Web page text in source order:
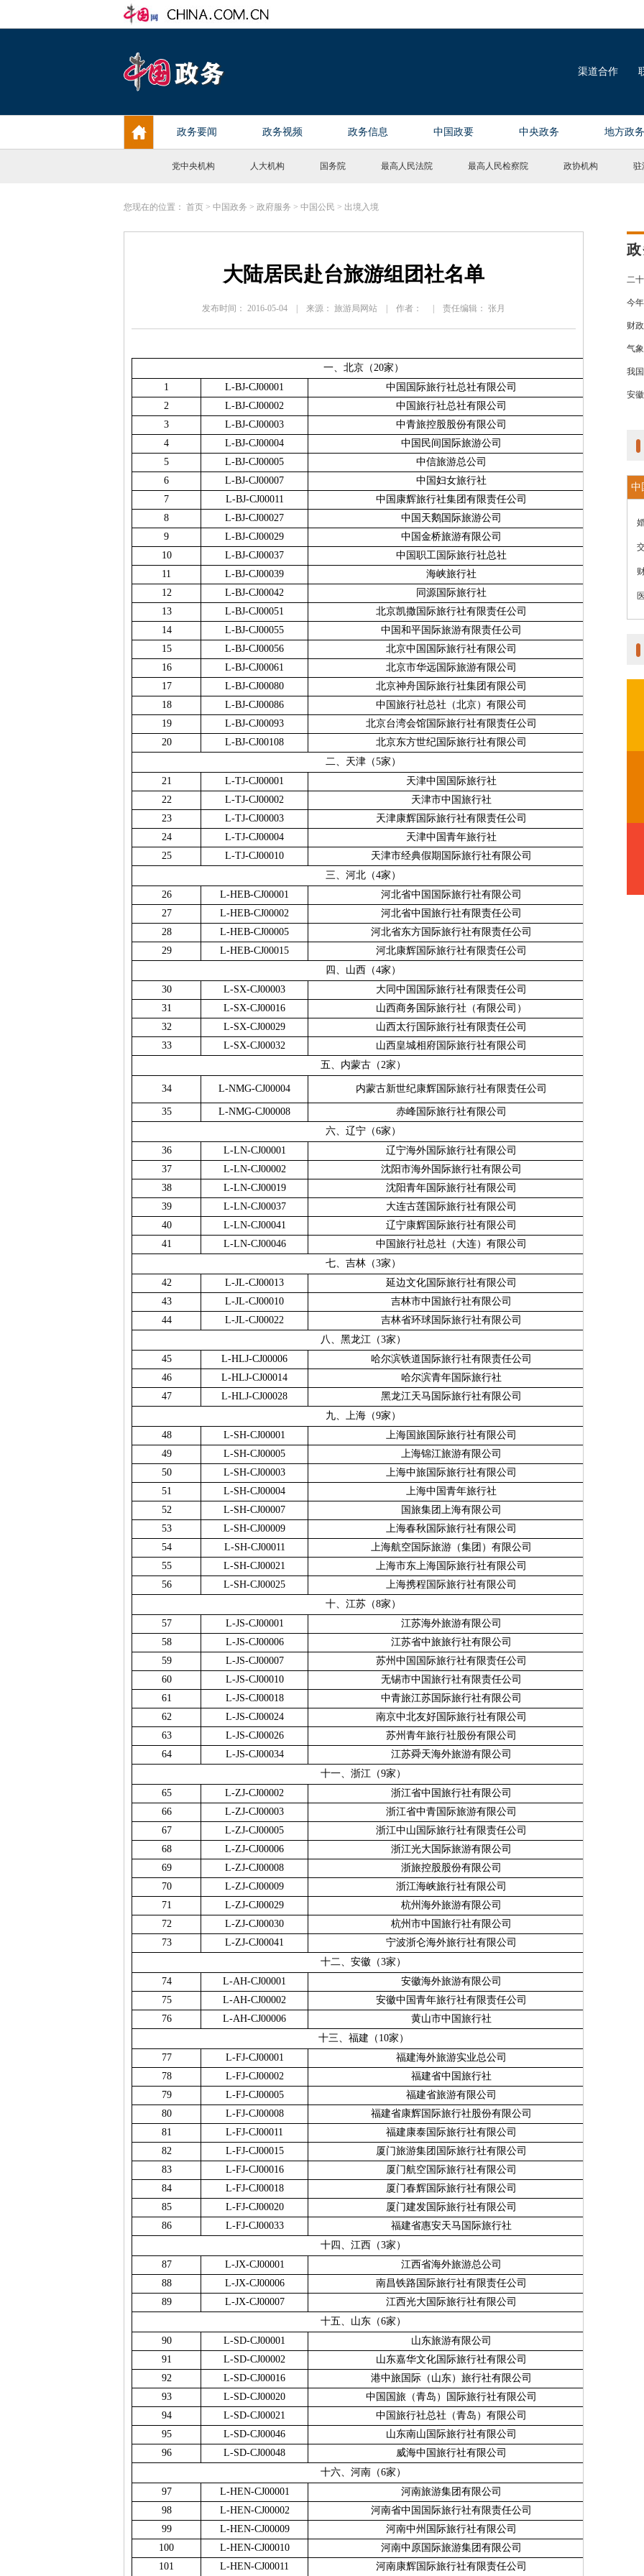
党中央机构 人大机构 国务院 最高人民法院 最高人民检察院 政协机构 驻
您现在的位置： 首页 > 中国政务 > 政府服务 > 中国公民 > 出境入境
大陆居民赴台旅游组团社名单
发布时间： 2016-05-04 | 来源： 旅游局网站 | 作者： | 责任编辑： 张月
一、北京（20家）
1
L-BJ-CJ00001
中国国际旅行社总社有限公司
2
L-BJ-CJ00002
中国旅行社总社有限公司
3
L-BJ-CJ00003
中青旅控股股份有限公司
4
L-BJ-CJ00004
中国民间国际旅游公司
5
L-BJ-CJ00005
中信旅游总公司
6
L-BJ-CJ00007
中国妇女旅行社
7
L-BJ-CJ00011
中国康辉旅行社集团有限责任公司
8
L-BJ-CJ00027
中国天鹅国际旅游公司
9
L-BJ-CJ00029
中国金桥旅游有限公司
10
L-BJ-CJ00037
中国职工国际旅行社总社
11
L-BJ-CJ00039
海峡旅行社
12
L-BJ-CJ00042
同源国际旅行社
13
L-BJ-CJ00051
北京凯撒国际旅行社有限责任公司
14
L-BJ-CJ00055
中国和平国际旅游有限责任公司
15
L-BJ-CJ00056
北京中国国际旅行社有限公司
16
L-BJ-CJ00061
北京市华远国际旅游有限公司
17
L-BJ-CJ00080
北京神舟国际旅行社集团有限公司
18
L-BJ-CJ00086
中国旅行社总社（北京）有限公司
19
L-BJ-CJ00093
北京台湾会馆国际旅行社有限责任公司
20
L-BJ-CJ00108
北京东方世纪国际旅行社有限公司
二、天津（5家）
21
L-TJ-CJ00001
天津中国国际旅行社
22
L-TJ-CJ00002
天津市中国旅行社
23
L-TJ-CJ00003
天津康辉国际旅行社有限责任公司
24
L-TJ-CJ00004
天津中国青年旅行社
25
L-TJ-CJ00010
天津市经典假期国际旅行社有限公司
三、河北（4家）
26
L-HEB-CJ00001
河北省中国国际旅行社有限公司
27
L-HEB-CJ00002
河北省中国旅行社有限责任公司
28
L-HEB-CJ00005
河北省东方国际旅行社有限责任公司
29
L-HEB-CJ00015
河北康辉国际旅行社有限责任公司
四、山西（4家）
30
L-SX-CJ00003
大同中国国际旅行社有限责任公司
31
L-SX-CJ00016
山西商务国际旅行社（有限公司）
32
L-SX-CJ00029
山西太行国际旅行社有限责任公司
33
L-SX-CJ00032
山西皇城相府国际旅行社有限公司
五、内蒙古（2家）
34 L-NMG-CJ00004 内蒙古新世纪康辉国际旅行社有限责任公司
35 L-NMG-CJ00008
赤峰国际旅行社有限公司
六、辽宁（6家）
36
L-LN-CJ00001
辽宁海外国际旅行社有限公司
37
L-LN-CJ00002
沈阳市海外国际旅行社有限公司
38
L-LN-CJ00019
沈阳青年国际旅行社有限公司
39
L-LN-CJ00037
大连古莲国际旅行社有限公司
40
L-LN-CJ00041
辽宁康辉国际旅行社有限公司
41
L-LN-CJ00046
中国旅行社总社（大连）有限公司
七、吉林（3家）
42
L-JL-CJ00013
延边文化国际旅行社有限公司
43
L-JL-CJ00010
吉林市中国旅行社有限公司
44
L-JL-CJ00022
吉林省环球国际旅行社有限公司
八、黑龙江（3家）
45
L-HLJ-CJ00006
哈尔滨铁道国际旅行社有限责任公司
46
L-HLJ-CJ00014
哈尔滨青年国际旅行社
47
L-HLJ-CJ00028
黑龙江天马国际旅行社有限公司
九、上海（9家）
48
L-SH-CJ00001
上海国旅国际旅行社有限公司
49
L-SH-CJ00005
上海锦江旅游有限公司
50
L-SH-CJ00003
上海中旅国际旅行社有限公司
51
L-SH-CJ00004
上海中国青年旅行社
52
L-SH-CJ00007
国旅集团上海有限公司
53
L-SH-CJ00009
上海春秋国际旅行社有限公司
54
L-SH-CJ00011
上海航空国际旅游（集团）有限公司
55
L-SH-CJ00021
上海市东上海国际旅行社有限公司
56
L-SH-CJ00025
上海携程国际旅行社有限公司
十、江苏（8家）
57
L-JS-CJ00001
江苏海外旅游有限公司
58
L-JS-CJ00006
江苏省中旅旅行社有限公司
59
L-JS-CJ00007
苏州中国国际旅行社有限责任公司
60
L-JS-CJ00010
无锡市中国旅行社有限责任公司
61
L-JS-CJ00018
中青旅江苏国际旅行社有限公司
62
L-JS-CJ00024
南京中北友好国际旅行社有限公司
63
L-JS-CJ00026
苏州青年旅行社股份有限公司
64
L-JS-CJ00034
江苏舜天海外旅游有限公司
十一、浙江（9家）
65
L-ZJ-CJ00002
浙江省中国旅行社有限公司
66
L-ZJ-CJ00003
浙江省中青国际旅游有限公司
67
L-ZJ-CJ00005
浙江中山国际旅行社有限责任公司
68
L-ZJ-CJ00006
浙江光大国际旅游有限公司
69
L-ZJ-CJ00008
浙旅控股股份有限公司
70
L-ZJ-CJ00009
浙江海峡旅行社有限公司
71
L-ZJ-CJ00029
杭州海外旅游有限公司
72
L-ZJ-CJ00030
杭州市中国旅行社有限公司
73
L-ZJ-CJ00041
宁波浙仑海外旅行社有限公司
十二、安徽（3家）
74
L-AH-CJ00001
安徽海外旅游有限公司
75
L-AH-CJ00002
安徽中国青年旅行社有限责任公司
76
L-AH-CJ00006
黄山市中国旅行社
十三、福建（ 10家）
77
L-FJ-CJ00001
福建海外旅游实业总公司
78
L-FJ-CJ00002
福建省中国旅行社
79
L-FJ-CJ00005
福建省旅游有限公司
80
L-FJ-CJ00008
福建省康辉国际旅行社股份有限公司
81
L-FJ-CJ00011
福建康泰国际旅行社有限公司
82
L-FJ-CJ00015
厦门旅游集团国际旅行社有限公司
83
L-FJ-CJ00016
厦门航空国际旅行社有限公司
84
L-FJ-CJ00018
厦门春辉国际旅行社有限公司
85
L-FJ-CJ00020
厦门建发国际旅行社有限公司
86
L-FJ-CJ00033
福建省惠安天马国际旅行社
十四、江西（3家）
87
L-JX-CJ00001
江西省海外旅游总公司
88
L-JX-CJ00006
南昌铁路国际旅行社有限责任公司
89
L-JX-CJ00007
江西光大国际旅行社有限公司
十五、山东（6家）
90
L-SD-CJ00001
山东旅游有限公司
91
L-SD-CJ00002
山东嘉华文化国际旅行社有限公司
92
L-SD-CJ00016
港中旅国际（山东）旅行社有限公司
93
L-SD-CJ00020
中国国旅（青岛）国际旅行社有限公司
94
L-SD-CJ00021
中国旅行社总社（青岛）有限公司
95
L-SD-CJ00046
山东南山国际旅行社有限公司
96
L-SD-CJ00048
威海中国旅行社有限公司
十六、河南（6家）
97
L-HEN-CJ00001
河南旅游集团有限公司
98
L-HEN-CJ00002
河南省中国国际旅行社有限责任公司
99
L-HEN-CJ00009
河南中州国际旅行社有限公司
100
L-HEN-CJ00010
河南中原国际旅游集团有限公司
101
L-HEN-CJ00011 河南康辉国际旅行社有限责任公司
二
今
财
气
我
安
中